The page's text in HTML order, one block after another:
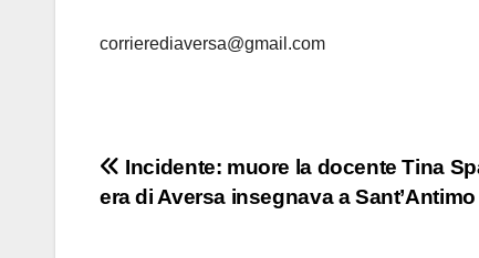
corrierediaversa@gmail.com
Navigazione
Incidente: muore la docente Tina
era di Aversa insegnava a Sant’Antimo